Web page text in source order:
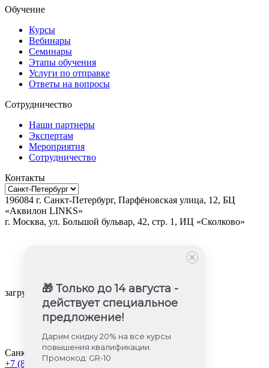
Обучение
Курсы
Вебинары
Семинары
Этапы обучения
Услуги по отправке
Ответы на вопросы
Сотрудничество
Наши партнеры
Экспертам
Мероприятия
Сотрудничество
Контакты
196084 г. Санкт-Петербург, Парфёновская улица, 12, БЦ
«Аквилон LINKS»
г. Москва, ул. Большой бульвар, 42, стр. 1, ИЦ «Сколково»
загрузка карты...
Санкт-Петербург
+7 (812) 605-85-58
🎁 Только до 14 августа -
действует специальное
предложение!
Дарим скидку 20% на все курсы
повышения квалификации.
Промокод: GR-10